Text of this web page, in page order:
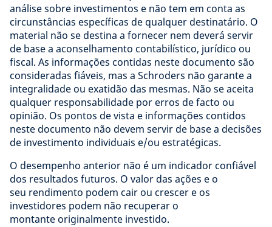
análise sobre investimentos e não tem em conta as
circunstâncias específicas de qualquer destinatário. O
material não se destina a fornecer nem deverá servir
de base a aconselhamento contabilístico, jurídico ou
fiscal. As informações contidas neste documento são
consideradas fiáveis, mas a Schroders não garante a
integralidade ou exatidão das mesmas. Não se aceita
qualquer responsabilidade por erros de facto ou
opinião. Os pontos de vista e informações contidos
neste documento não devem servir de base a decisões
de investimento individuais e/ou estratégicas.
O desempenho anterior não é um indicador confiável
dos resultados futuros. O valor das ações e o
seu rendimento podem cair ou crescer e os
investidores podem não recuperar o
montante originalmente investido.